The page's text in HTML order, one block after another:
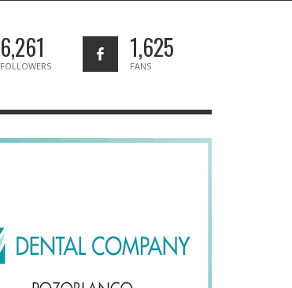
6,261
FOLLOWERS
1,625
FANS